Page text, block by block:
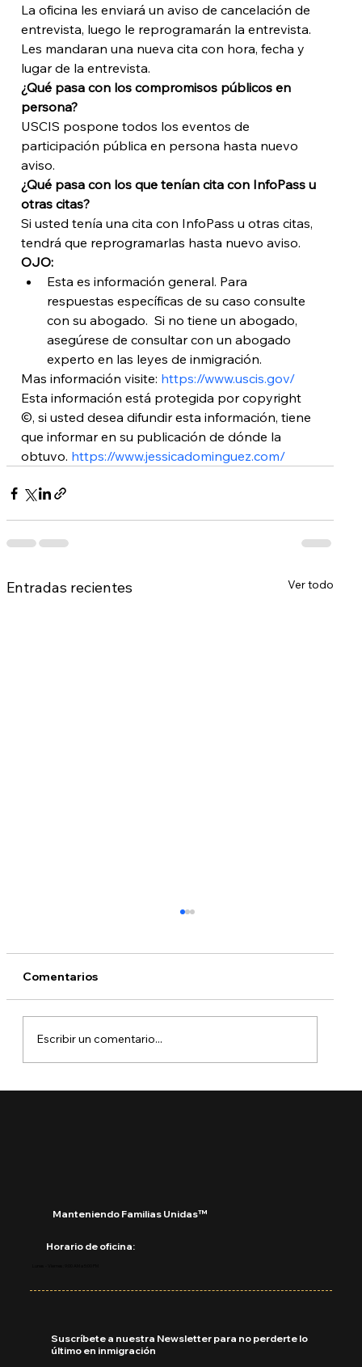
La oficina les enviará un aviso de cancelación de
entrevista, luego le reprogramarán la entrevista.
Les mandaran una nueva cita con hora, fecha y
lugar de la entrevista.
¿Qué pasa con los compromisos públicos en
persona?
USCIS pospone todos los eventos de
participación pública en persona hasta nuevo
aviso.
¿Qué pasa con los que tenían cita con InfoPass u
otras citas?
Si usted tenía una cita con InfoPass u otras citas,
tendrá que reprogramarlas hasta nuevo aviso.
OJO:
Esta es información general. Para
respuestas específicas de su caso consulte
con su abogado.  Si no tiene un abogado,
asegúrese de consultar con un abogado
experto en las leyes de inmigración.
Mas información visite: https://www.uscis.gov/
Esta información está protegida por copyright
©, si usted desea difundir esta información, tiene
que informar en su publicación de dónde la
obtuvo. https://www.jessicadominguez.com/
Entradas recientes Ver todo
Comentarios
Escribir un comentario...
Manteniendo Familias Unidas™
Horario de oficina:
Suscríbete a nuestra Newsletter para no perderte lo
último en inmigración